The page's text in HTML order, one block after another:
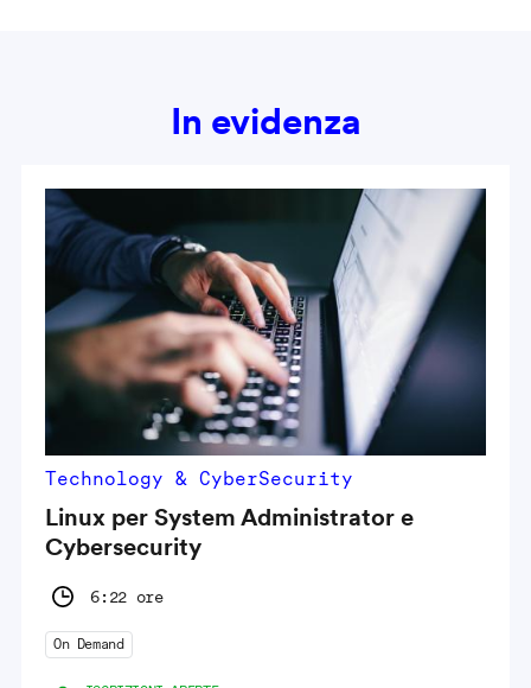
In evidenza
Technology & CyberSecurity
Linux per System Administrator e
Cybersecurity
6:22 ore
On Demand